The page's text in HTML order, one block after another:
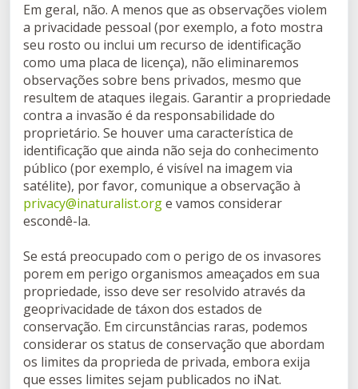
Em geral, não. A menos que as observações violem
a privacidade pessoal (por exemplo, a foto mostra
seu rosto ou inclui um recurso de identificação
como uma placa de licença), não eliminaremos
observações sobre bens privados, mesmo que
resultem de ataques ilegais. Garantir a propriedade
contra a invasão é da responsabilidade do
proprietário. Se houver uma característica de
identificação que ainda não seja do conhecimento
público (por exemplo, é visível na imagem via
satélite), por favor, comunique a observação à
privacy@inaturalist.orge vamos considerar
escondê-la.
Se está preocupado com o perigo de os invasores
porem em perigo organismos ameaçados em sua
propriedade, isso deve ser resolvido através da
geoprivacidade de táxon dos estados de
conservação. Em circunstâncias raras, podemos
considerar os status de conservação que abordam
os limites da proprieda de privada, embora exija
que esses limites sejam publicados no iNat.